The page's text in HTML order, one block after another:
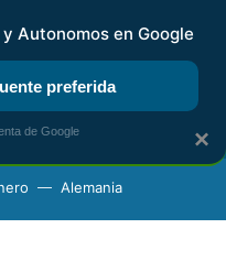
KIT DIGITAL RENTA
Alemania
×
Autonomos en Google
preferida
de Google